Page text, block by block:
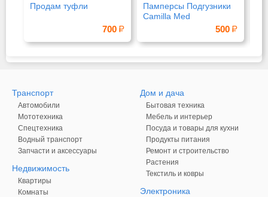
Продам туфли
700
Памперсы Подгузники
Camilla Med
500
Транспорт
Автомобили
Мототехника
Спецтехника
Водный транспорт
Запчасти и аксессуары
Недвижимость
Квартиры
Комнаты
Дом и дача
Бытовая техника
Мебель и интерьер
Посуда и товары для кухни
Продукты питания
Ремонт и строительство
Растения
Текстиль и ковры
Электроника